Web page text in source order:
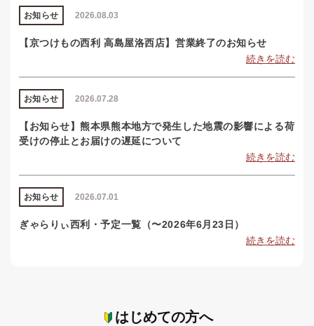
2026.08.03
お知らせ
【京つけもの西利 高島屋洛西店】営業終了のお知らせ
続きを読む
2026.07.28
お知らせ
【お知らせ】熊本県熊本地方で発生した地震の影響による荷
受けの停止とお届けの遅延について
続きを読む
2026.07.01
お知らせ
ぎゃらりぃ西利・予定一覧（〜2026年6月23日）
続きを読む
はじめての方へ